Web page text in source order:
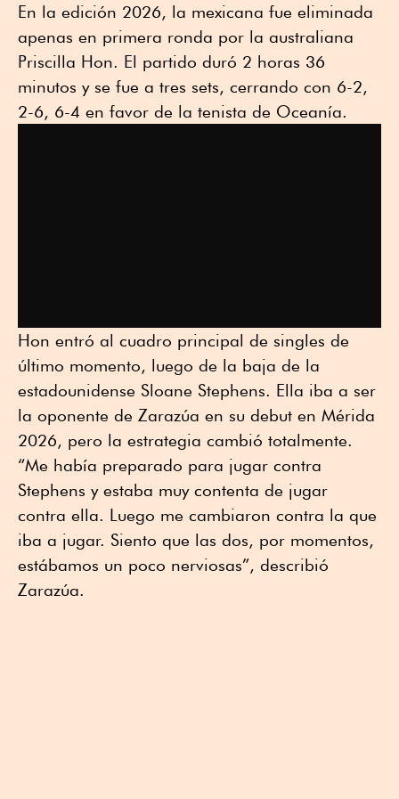
En la edición 2026, la mexicana fue eliminada
apenas en primera ronda por la australiana
Priscilla Hon. El partido duró 2 horas 36
minutos y se fue a tres sets, cerrando con 6-2,
2-6, 6-4 en favor de la tenista de Oceanía.
Hon entró al cuadro principal de singles de
último momento, luego de la baja de la
estadounidense Sloane Stephens. Ella iba a ser
la oponente de Zarazúa en su debut en Mérida
2026, pero la estrategia cambió totalmente.
“Me había preparado para jugar contra
Stephens y estaba muy contenta de jugar
contra ella. Luego me cambiaron contra la que
iba a jugar. Siento que las dos, por momentos,
estábamos un poco nerviosas”, describió
Zarazúa.